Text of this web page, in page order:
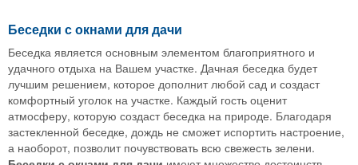
Беседки с окнами для дачи
Беседка является основным элементом благоприятного и
удачного отдыха на Вашем участке. Дачная беседка будет
лучшим решением, которое дополнит любой сад и создаст
комфортный уголок на участке. Каждый гость оценит
атмосферу, которую создаст беседка на природе. Благодаря
застекленной беседке, дождь не сможет испортить настроение,
а наоборот, позволит почувствовать всю свежесть зелени.